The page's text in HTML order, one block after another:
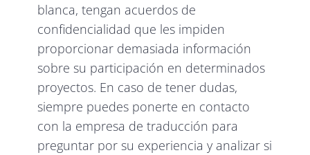
blanca, tengan acuerdos de
confidencialidad que les impiden
proporcionar demasiada información
sobre su participación en determinados
proyectos. En caso de tener dudas,
siempre puedes ponerte en contacto
con la empresa de traducción para
preguntar por su experiencia y analizar si